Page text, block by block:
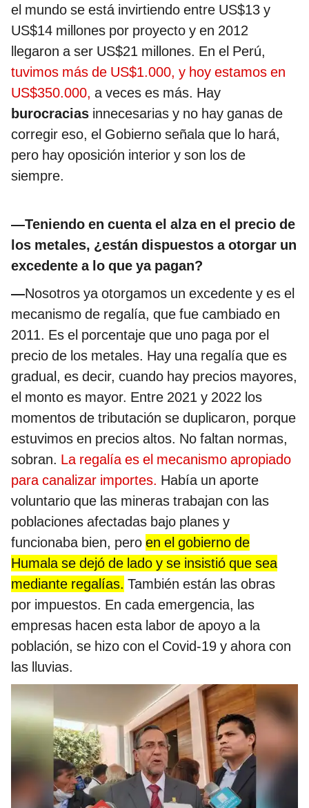
el mundo se está invirtiendo entre US$13 y
US$14 millones por proyecto y en 2012
llegaron a ser US$21 millones. En el Perú,
tuvimos más de US$1.000, y hoy estamos en
US$350.000, a veces es más. Hay
burocracias innecesarias y no hay ganas de
corregir eso, el Gobierno señala que lo hará,
pero hay oposición interior y son los de
siempre.
—Teniendo en cuenta el alza en el precio de
los metales, ¿están dispuestos a otorgar un
excedente a lo que ya pagan?
—Nosotros ya otorgamos un excedente y es el
mecanismo de regalía, que fue cambiado en
2011. Es el porcentaje que uno paga por el
precio de los metales. Hay una regalía que es
gradual, es decir, cuando hay precios mayores,
el monto es mayor. Entre 2021 y 2022 los
momentos de tributación se duplicaron, porque
estuvimos en precios altos. No faltan normas,
sobran. La regalía es el mecanismo apropiado
para canalizar importes. Había un aporte
voluntario que las mineras trabajan con las
poblaciones afectadas bajo planes y
funcionaba bien, pero en el gobierno de
Humala se dejó de lado y se insistió que sea
mediante regalías. También están las obras
por impuestos. En cada emergencia, las
empresas hacen esta labor de apoyo a la
población, se hizo con el Covid-19 y ahora con
las lluvias.